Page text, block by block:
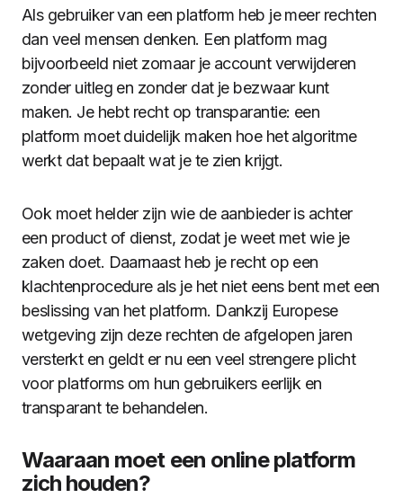
Als gebruiker van een platform heb je meer rechten
dan veel mensen denken. Een platform mag
bijvoorbeeld niet zomaar je account verwijderen
zonder uitleg en zonder dat je bezwaar kunt
maken. Je hebt recht op transparantie: een
platform moet duidelijk maken hoe het algoritme
werkt dat bepaalt wat je te zien krijgt.
Ook moet helder zijn wie de aanbieder is achter
een product of dienst, zodat je weet met wie je
zaken doet. Daarnaast heb je recht op een
klachtenprocedure als je het niet eens bent met een
beslissing van het platform. Dankzij Europese
wetgeving zijn deze rechten de afgelopen jaren
versterkt en geldt er nu een veel strengere plicht
voor platforms om hun gebruikers eerlijk en
transparant te behandelen.
Waaraan moet een online platform
zich houden?